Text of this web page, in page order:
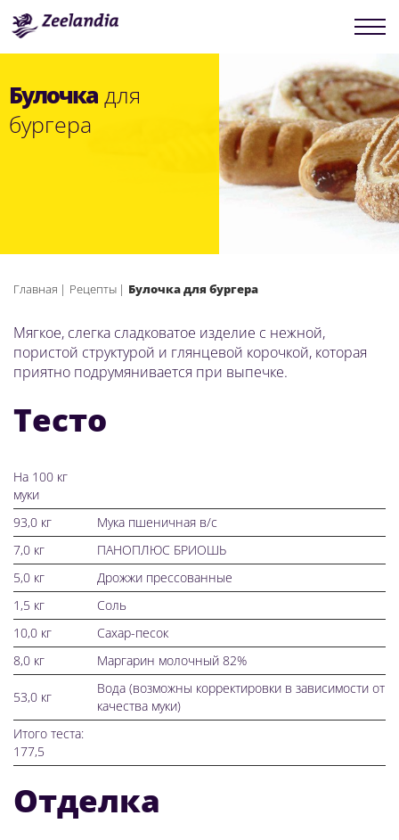
Булочка для
бургера
Главная Рецепты Булочка для бургера
Мягкое, слегка сладковатое изделие с нежной,
пористой структурой и глянцевой корочкой, которая
приятно подрумянивается при выпечке.
Тесто
На 100 кг
муки
93,0 кг
Мука пшеничная в/с
7,0 кг
ПАНОПЛЮС БРИОШЬ
5,0 кг
Дрожжи прессованные
1,5 кг
Соль
10,0 кг
Сахар-песок
8,0 кг
Маргарин молочный 82%
53,0 кг
Вода (возможны корректировки в зависимости от
качества муки)
Итого теста:
177,5
Отделка